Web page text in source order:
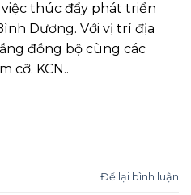
thúc đẩy phát triển
Dương. Với vị trí địa
đồng bộ cùng các
cỡ. KCN..
Để lại bình luận